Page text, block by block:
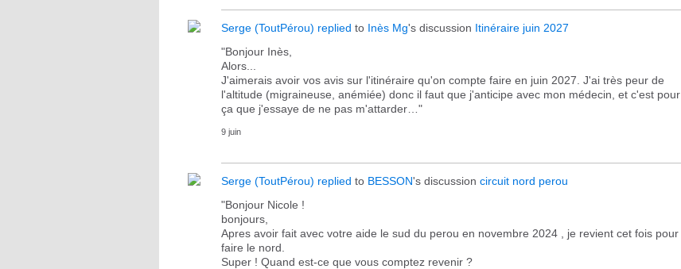
Serge (ToutPérou) replied to Inès Mg's discussion Itinéraire juin 2027
"Bonjour Inès,
Alors...
J'aimerais avoir vos avis sur l'itinéraire qu'on compte faire en juin 2027. J'ai très peur de
l'altitude (migraineuse, anémiée) donc il faut que j'anticipe avec mon médecin, et c'est pour
ça que j'essaye de ne pas m'attarder…"
9 juin
Serge (ToutPérou) replied to BESSON's discussion circuit nord perou
"Bonjour Nicole !
bonjours,
Apres avoir fait avec votre aide le sud du perou en novembre 2024 , je revient cet fois pour
faire le nord.
Super ! Quand est-ce que vous comptez revenir ?